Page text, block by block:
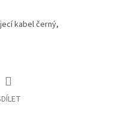
kabel černý,